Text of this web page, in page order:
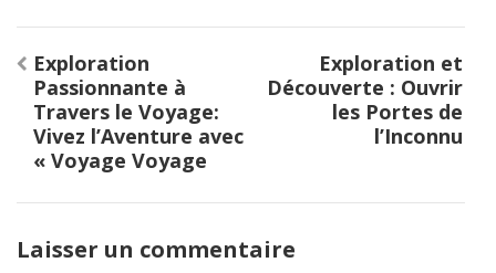
Navigation
de
l’article
Exploration
Passionnante à
Travers le Voyage:
Vivez l’Aventure avec
« Voyage Voyage
Exploration et
Découverte : Ouvrir
les Portes de
l’Inconnu
Laisser un commentaire